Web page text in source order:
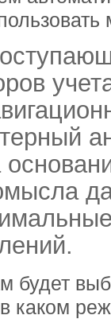
будет
каком